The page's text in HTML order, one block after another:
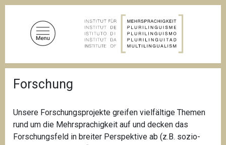
D
f
a
n
a
v
i
Forschung
Unsere Forschungsprojekte greifen vielfältige Themen
rund um die Mehrsprachigkeit auf und decken das
Forschungsfeld in breiter Perspektive ab (z.B. sozio-